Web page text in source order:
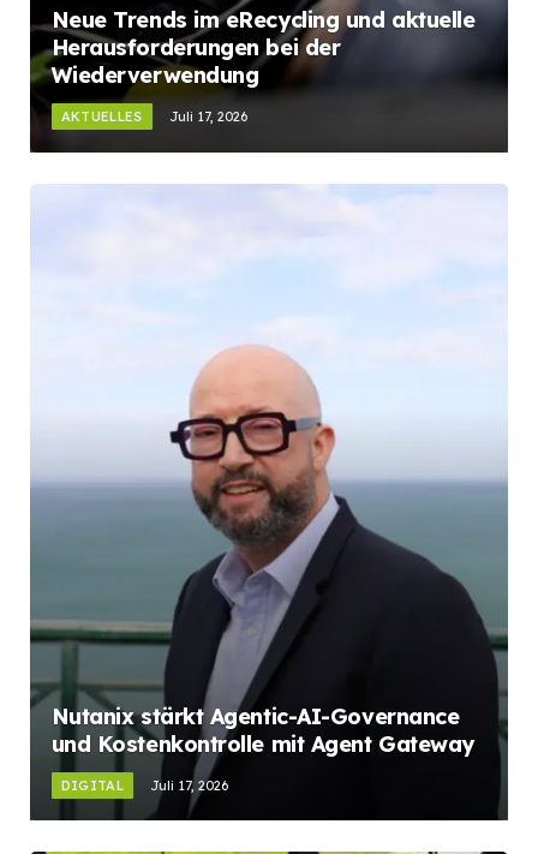
Neue Trends im eRecycling und aktuelle
Herausforderungen bei der
Wiederverwendung
AKTUELLES Juli 17, 2026
Nutanix stärkt Agentic-AI-Governance
und Kostenkontrolle mit Agent Gateway
DIGITAL Juli 17, 2026